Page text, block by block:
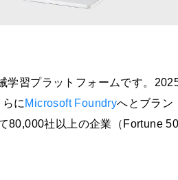
学習プラットフォームです。
に Microsoft Foundryへとブラン
80,000社以上の企業（Fortune 50